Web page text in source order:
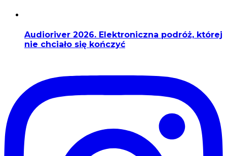
Audioriver 2026. Elektroniczna podróż, której
nie chciało się kończyć